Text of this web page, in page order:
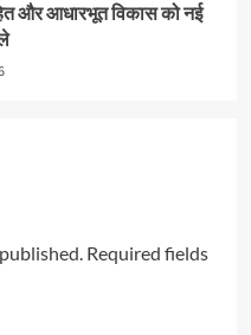
और आधारभूत विकास को नई
Required fields